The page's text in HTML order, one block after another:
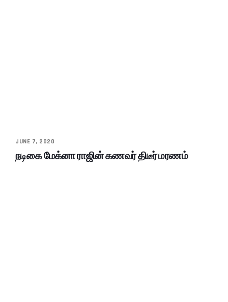
JUNE 7, 2020
நடிகை மேக்னா ராஜின் கணவர் திடீர் மரணம்